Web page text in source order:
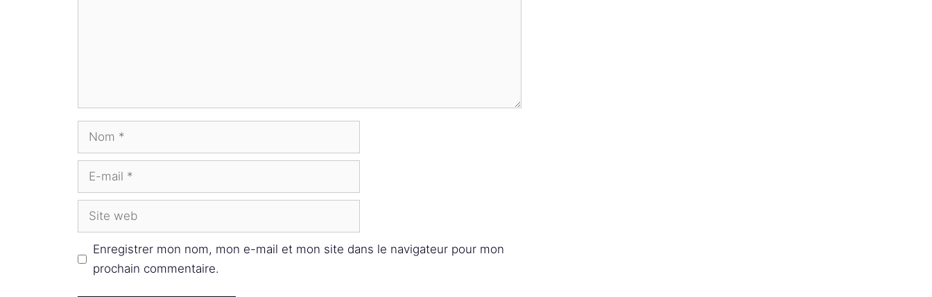
Nom
mail
Site
web
Enregistrer mon nom, mon e-mail et mon site dans le navigateur pour mon
prochain commentaire.